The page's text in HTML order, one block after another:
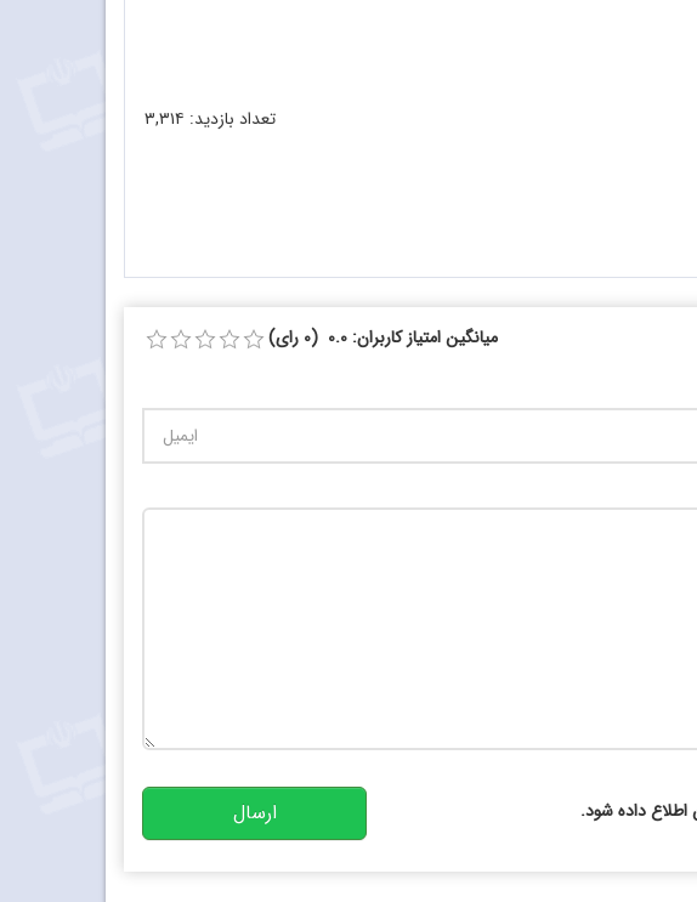
تعداد بازدید: ۳,۳۱۴
میانگین امتیاز کاربران: 0.0 (0 رای)
اطلاع داده شود. ارسال